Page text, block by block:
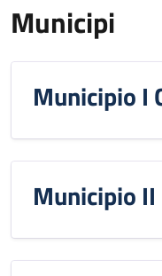
Municipi
Municipio I
Municipio